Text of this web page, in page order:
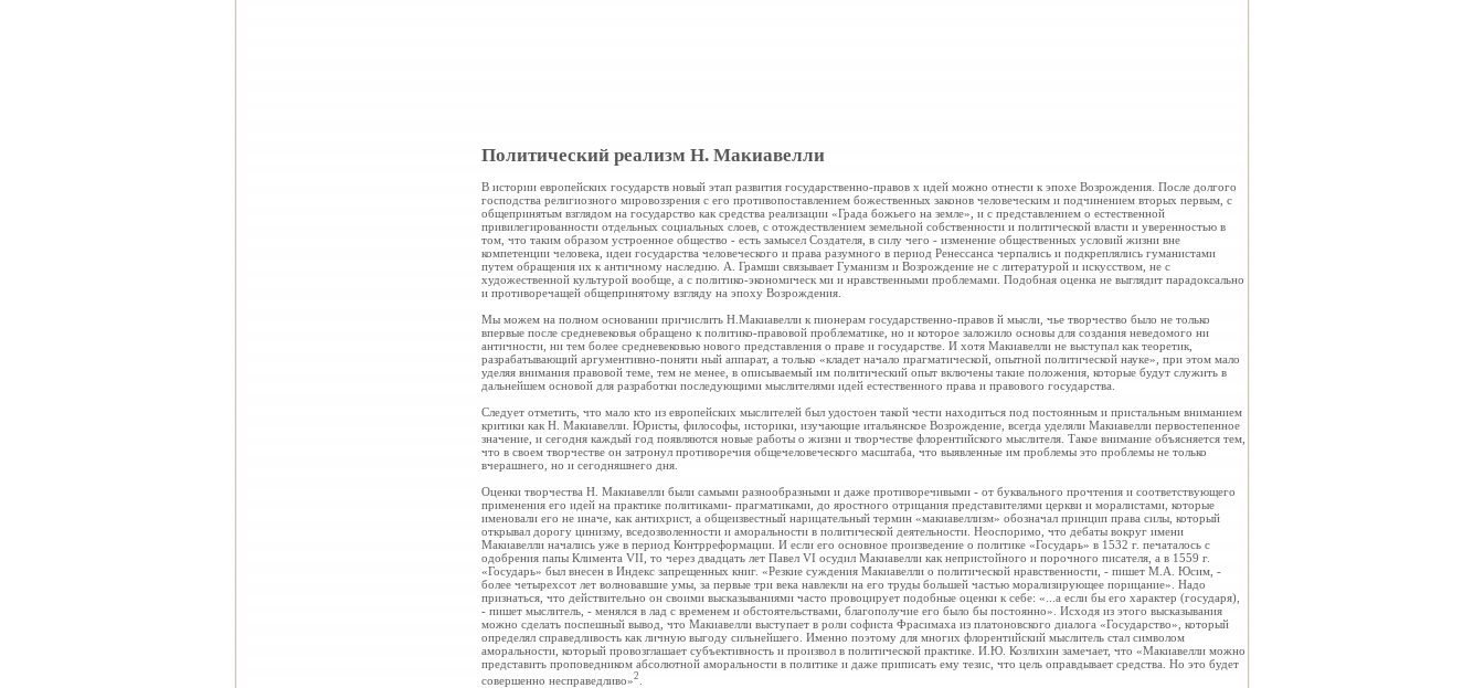
Политический реализм Н. Макиавелли
В истории европейских государств новый этап развития государственно-правов х идей можно отнести к эпохе Возрождения. После долгого
господства религиозного мировоззрения с его противопоставлением божественных законов человеческим и подчинением вторых первым, с
общепринятым взглядом на государство как средства реализации «Града божьего на земле», и с представлением о естественной
привилегированности отдельных социальных слоев, с отождествлением земельной собственности и политической власти и уверенностью в
том, что таким образом устроенное общество - есть замысел Создателя, в силу чего - изменение общественных условий жизни вне
компетенции человека, идеи государства человеческого и права разумного в период Ренессанса черпались и подкреплялись гуманистами
путем обращения их к античному наследию. А. Грамши связывает Гуманизм и Возрождение не с литературой и искусством, не с
художественной культурой вообще, а с политико-экономическ ми и нравственными проблемами. Подобная оценка не выглядит парадоксально
и противоречащей общепринятому взгляду на эпоху Возрождения.
Мы можем на полном основании причислить Н.Макиавелли к пионерам государственно-правов й мысли, чье творчество было не только
впервые после средневековья обращено к политико-правовой проблематике, но и которое заложило основы для создания неведомого ни
античности, ни тем более средневековью нового представления о праве и государстве. И хотя Макиавелли не выступал как теоретик,
разрабатывающий аргументивно-поняти ный аппарат, а только «кладет начало прагматической, опытной политической науке», при этом мало
уделяя внимания правовой теме, тем не менее, в описываемый им политический опыт включены такие положения, которые будут служить в
дальнейшем основой для разработки последующими мыслителями идей естественного права и правового государства.
Следует отметить, что мало кто из европейских мыслителей был удостоен такой чести находиться под постоянным и пристальным вниманием
критики как Н. Макиавелли. Юристы, философы, историки, изучающие итальянское Возрождение, всегда уделяли Макиавелли первостепенное
значение, и сегодня каждый год появляются новые работы о жизни и творчестве флорентийского мыслителя. Такое внимание объясняется тем,
что в своем творчестве он затронул противоречия общечеловеческого масштаба, что выявленные им проблемы это проблемы не только
вчерашнего, но и сегодняшнего дня.
Оценки творчества Н. Макиавелли были самыми разнообразными и даже противоречивыми - от буквального прочтения и соответствующего
применения его идей на практике политиками- прагматиками, до яростного отрицания представителями церкви и моралистами, которые
именовали его не иначе, как антихрист, а общеизвестный нарицательный термин «макиавеллизм» обозначал принцип права силы, который
открывал дорогу цинизму, вседозволенности и аморальности в политической деятельности. Неоспоримо, что дебаты вокруг имени
Макиавелли начались уже в период Контрреформации. И если его основное произведение о политике «Государь» в 1532 г. печаталось с
одобрения папы Климента VII, то через двадцать лет Павел VI осудил Макиавелли как непристойного и порочного писателя, а в 1559 г.
«Государь» был внесен в Индекс запрещенных книг. «Резкие суждения Макиавелли о политической нравственности, - пишет М.А. Юсим, -
более четырехсот лет волновавшие умы, за первые три века навлекли на его труды большей частью морализирующее порицание». Надо
признаться, что действительно он своими высказываниями часто провоцирует подобные оценки к себе: «...а если бы его характер (государя),
- пишет мыслитель, - менялся в лад с временем и обстоятельствами, благополучие его было бы постоянно». Исходя из этого высказывания
можно сделать поспешный вывод, что Макиавелли выступает в роли софиста Фрасимаха из платоновского диалога «Государство», который
определял справедливость как личную выгоду сильнейшего. Именно поэтому для многих флорентийский мыслитель стал символом
аморальности, который провозглашает субъективность и произвол в политической практике. И.Ю. Козлихин замечает, что «Макиавелли можно
представить проповедником абсолютной аморальности в политике и даже приписать ему тезис, что цель оправдывает средства. Но это будет
совершенно несправедливо»2